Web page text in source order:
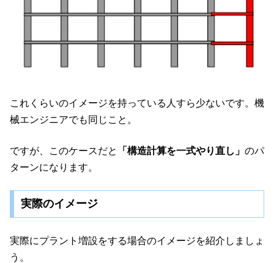
これくらいのイメージを持っている人すら少ないです。機
械エンジニアでも同じこと。
ですが、このケースだと 「構造計算を一式やり直し」 のパ
ターンになります。
実際のイメージ
実際にプラント増設をする場合のイメージを紹介しましょ
う。